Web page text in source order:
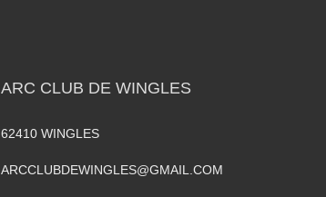
ARC CLUB DE WINGLES
62410 WINGLES
ARCCLUBDEWINGLES@GMAIL.COM